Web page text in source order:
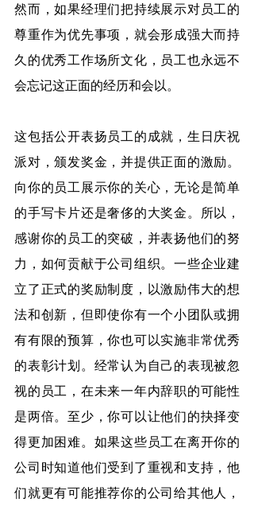
然而，如果经理们把持续展示对员工的
尊重作为优先事项，就会形成强大而持
久的优秀工作场所文化，员工也永远不
会忘记这正面的经历和会以。
这包括公开表扬员工的成就，生日庆祝
派对，颁发奖金，并提供正面的激励。
向你的员工展示你的关心，无论是简单
的手写卡片还是奢侈的大奖金。所以，
感谢你的员工的突破，并表扬他们的努
力，如何贡献于公司组织。一些企业建
立了正式的奖励制度，以激励伟大的想
法和创新，但即使你有一个小团队或拥
有有限的预算，你也可以实施非常优秀
的表彰计划。经常认为自己的表现被忽
视的员工，在未来一年内辞职的可能性
是两倍。至少，你可以让他们的抉择变
得更加困难。如果这些员工在离开你的
公司时知道他们受到了重视和支持，他
们就更有可能推荐你的公司给其他人，